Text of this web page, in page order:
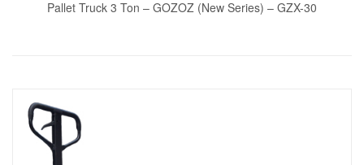
Pallet Truck 3 Ton – GOZOZ (New Series) – GZX-30